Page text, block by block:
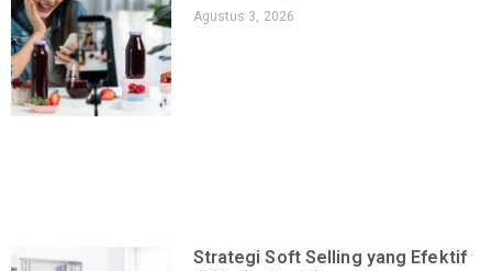
Agustus 3, 2026
Strategi Soft Selling yang Efektif